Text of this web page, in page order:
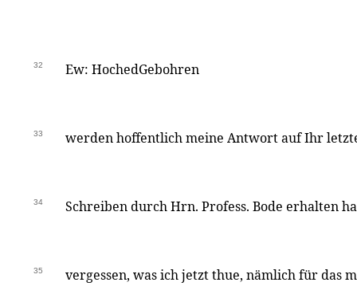
32 Ew: HochedGebohren
33 werden hoffentlich meine Antwort auf Ihr
34 Schreiben durch Hrn. Profess. Bode erhalten
35 vergessen, was ich jetzt thue, nämlich für das